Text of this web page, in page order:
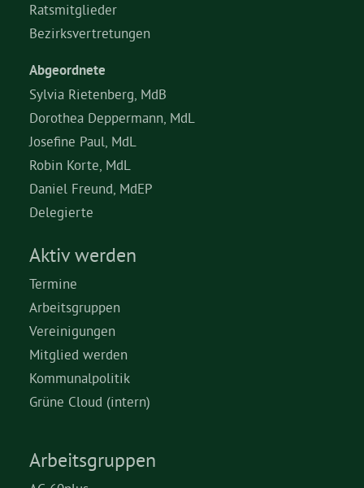
Ratsmitglieder
Bezirksvertretungen
Abgeordnete
Sylvia Rietenberg, MdB
Dorothea Deppermann, MdL
Josefine Paul, MdL
Robin Korte, MdL
Daniel Freund, MdEP
Delegierte
Aktiv werden
Termine
Arbeitsgruppen
Vereinigungen
Mitglied werden
Kommunalpolitik
Grüne Cloud (intern)
Arbeitsgruppen